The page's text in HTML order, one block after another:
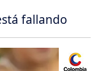
fallando